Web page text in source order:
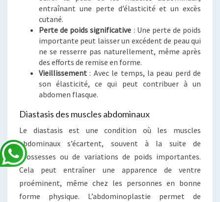
entraînant une perte d’élasticité et un excès
cutané.
Perte de poids significative : Une perte de poids
importante peut laisser un excédent de peau qui
ne se resserre pas naturellement, même après
des efforts de remise en forme.
Vieillissement : Avec le temps, la peau perd de
son élasticité, ce qui peut contribuer à un
abdomen flasque.
Diastasis des muscles abdominaux
Le diastasis est une condition où les muscles
abdominaux s’écartent, souvent à la suite de
grossesses ou de variations de poids importantes.
Cela peut entraîner une apparence de ventre
proéminent, même chez les personnes en bonne
forme physique. L’abdominoplastie permet de